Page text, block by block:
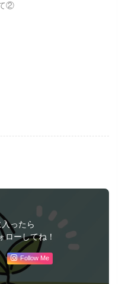
②
ったら
ローしてね！
Follow Me